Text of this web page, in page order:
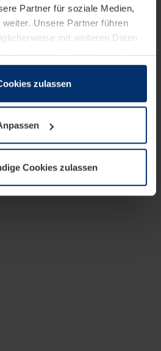
Partner für soziale Medien,
Unsere Partner führen
mit weiteren Daten
der Dienste gesammelt
dieser Seite unbedingt
anderen Cookie-Typen benötigen
können Sie jederzeit
unserer Website ändern oder
zulassen
Cookies zulassen